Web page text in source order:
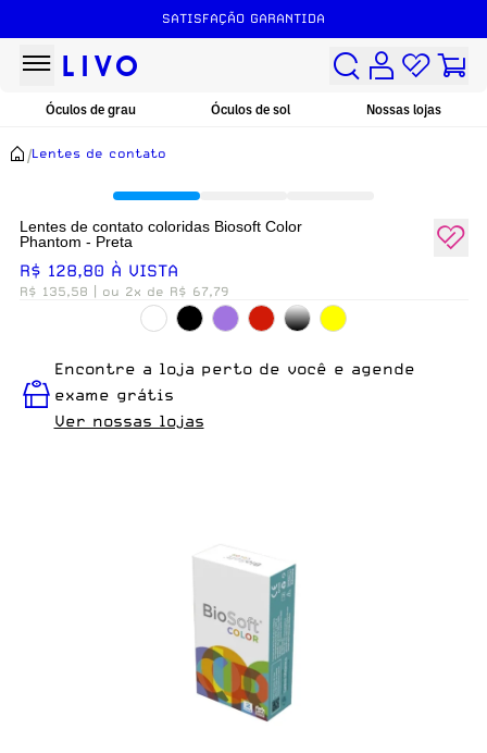
SATISFAÇÃO GARANTIDA
Óculos de grau Óculos de sol Nossas lojas
/Lentes de contato
Lentes de contato coloridas Biosoft Color
Phantom - Preta
R$ 128,80 À VISTA
R$ 135,58 | ou 2x de R$ 67,79
Encontre a loja perto de você e agende
exame grátis
Ver nossas lojas